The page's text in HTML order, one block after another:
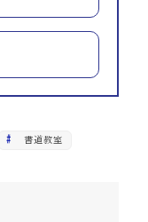
書道教室